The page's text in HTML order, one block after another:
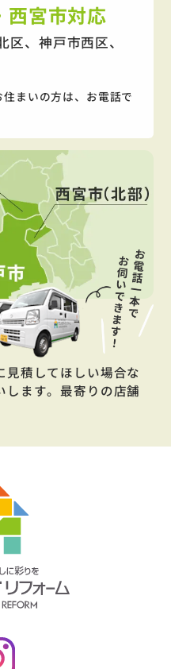
西宮市対応
、神戸市西区、
まいの方は、お電話で
見積してほしい場合な
します。最寄りの店舗